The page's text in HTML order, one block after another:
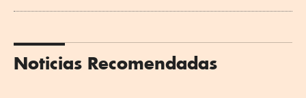
Noticias Recomendadas